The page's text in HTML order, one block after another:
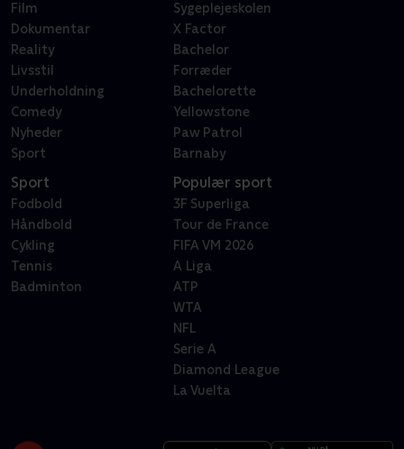
Film
Dokumentar
Reality
Livsstil
Underholdning
Comedy
Nyheder
Sport
Sygeplejeskolen
X Factor
Bachelor
Forræder
Bachelorette
Yellowstone
Paw Patrol
Barnaby
Sport
Fodbold
Håndbold
Cykling
Tennis
Badminton
Populær sport
3F Superliga
Tour de France
FIFA VM 2026
A Liga
ATP
WTA
NFL
Serie A
Diamond League
La Vuelta